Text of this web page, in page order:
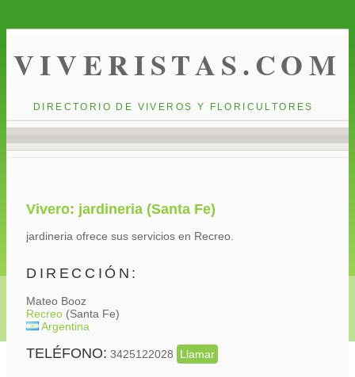
VIVERISTAS.COM
DIRECTORIO DE VIVEROS Y FLORICULTORES
Vivero: jardineria (Santa Fe)
jardineria ofrece sus servicios en Recreo.
DIRECCIÓN:
Mateo Booz
Recreo (Santa Fe)
Argentina
TELÉFONO: 3425122028 Llamar